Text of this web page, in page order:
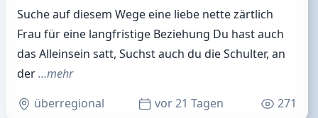
Suche auf diesem Wege eine liebe nette zärtlich
Frau für eine langfristige Beziehung Du hast auch
das Alleinsein satt, Suchst auch du die Schulter, an
der…mehr
überregional
vor 21 Tagen 271